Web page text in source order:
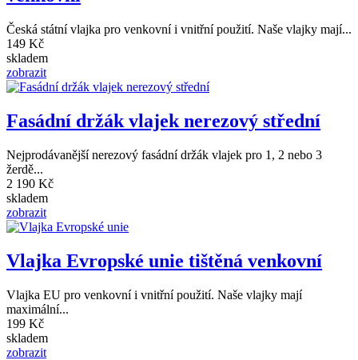
Česká státní vlajka pro venkovní i vnitřní použití. Naše vlajky mají...
149 Kč
skladem
zobrazit
Fasádní držák vlajek nerezový střední
Nejprodávanější nerezový fasádní držák vlajek pro 1, 2 nebo 3
žerdě...
2 190 Kč
skladem
zobrazit
Vlajka Evropské unie tištěná venkovní
Vlajka EU pro venkovní i vnitřní použití. Naše vlajky mají
maximální...
199 Kč
skladem
zobrazit